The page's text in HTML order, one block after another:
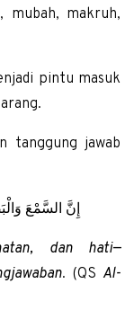
mubah, makruh,
pintu masuk
tanggung jawab
إِنَّ السَّمْعَ
dan hati—
. (QS Al-